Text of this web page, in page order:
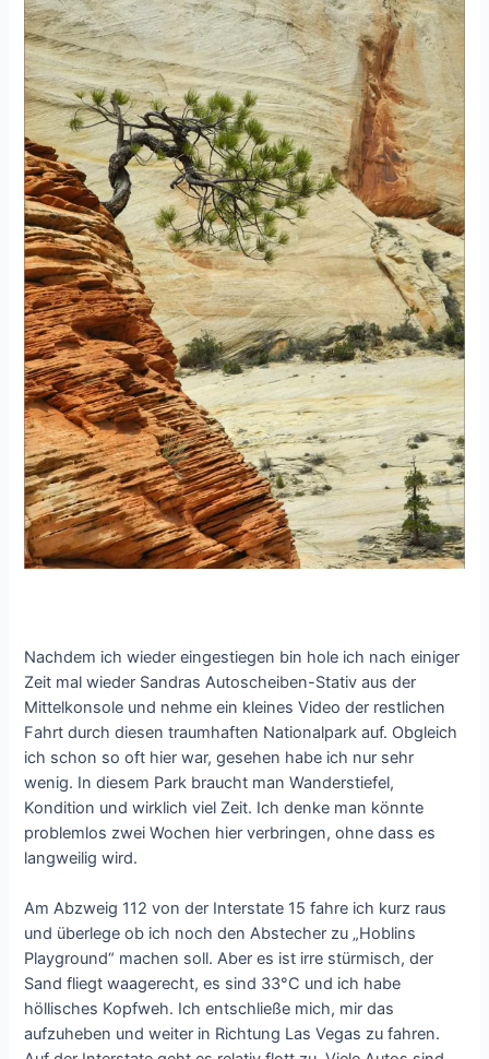
Nachdem ich wieder eingestiegen bin hole ich nach einiger
Zeit mal wieder Sandras Autoscheiben-Stativ aus der
Mittelkonsole und nehme ein kleines Video der restlichen
Fahrt durch diesen traumhaften Nationalpark auf. Obgleich
ich schon so oft hier war, gesehen habe ich nur sehr
wenig. In diesem Park braucht man Wanderstiefel,
Kondition und wirklich viel Zeit. Ich denke man könnte
problemlos zwei Wochen hier verbringen, ohne dass es
langweilig wird.
Am Abzweig 112 von der Interstate 15 fahre ich kurz raus
und überlege ob ich noch den Abstecher zu „Hoblins
Playground“ machen soll. Aber es ist irre stürmisch, der
Sand fliegt waagerecht, es sind 33°C und ich habe
höllisches Kopfweh. Ich entschließe mich, mir das
aufzuheben und weiter in Richtung Las Vegas zu fahren.